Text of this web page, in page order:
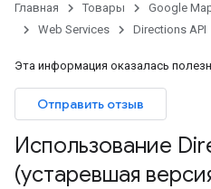
Главная Товары Google
Web Services
Directions API
Эта информация оказалась
Отправить отзыв
Использование
(устаревшая